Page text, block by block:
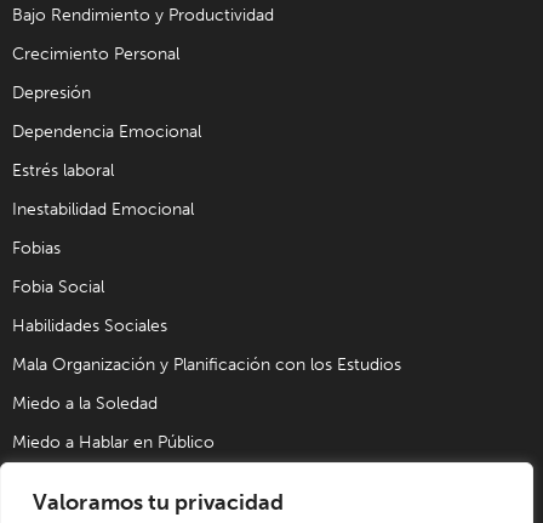
Valoramos tu privacidad
Bajo Rendimiento y Productividad
Crecimiento Personal
Depresión
Dependencia Emocional
Estrés laboral
Inestabilidad Emocional
Fobias
Fobia Social
Habilidades Sociales
Mala Organización y Planificación con los Estudios
Miedo a la Soledad
Miedo a Hablar en Público